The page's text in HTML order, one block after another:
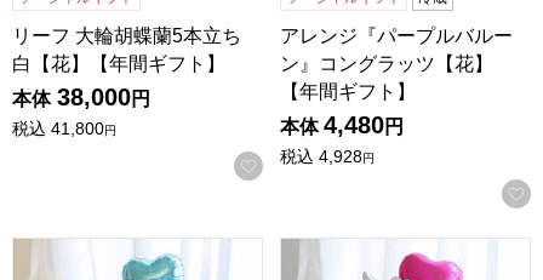
リーフ 大輪胡蝶蘭5本立ち
白【花】【年間ギフト】
本体 38,000円
税込 41,800円
お気に入りに登録する
アレンジ『パープルバルー
ン』コングラッツ【花】
【年間ギフト】
本体 4,480円
税込 4,928円
アレンジ『ブルーバルーン』コングラッツ【花】【年間ギフ
アレンジ『ピンクバルーン